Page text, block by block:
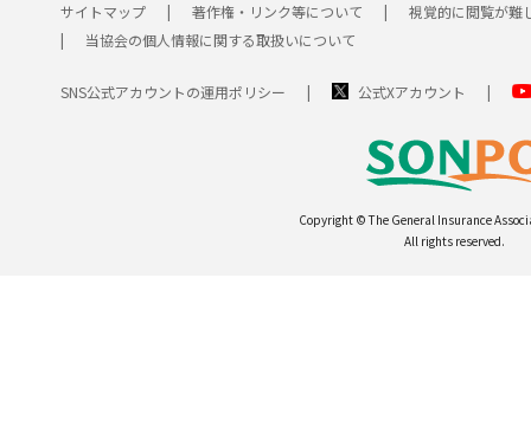
サイトマップ 著作権・リンク等について
視覚的に閲覧が難
当協会の個人情報に関する取扱いについて
SNS公式アカウントの運用ポリシー 公式Xアカウント
Copyright © The General Insurance
All rights reserved.